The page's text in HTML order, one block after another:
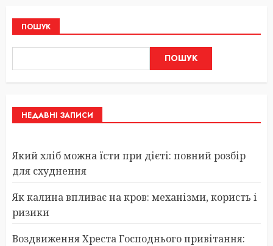
ПОШУК
ПОШУК
НЕДАВНІ ЗАПИСИ
Який хліб можна їсти при дієті: повний розбір
для схуднення
Як калина впливає на кров: механізми, користь і
ризики
Воздвиження Хреста Господнього привітання: